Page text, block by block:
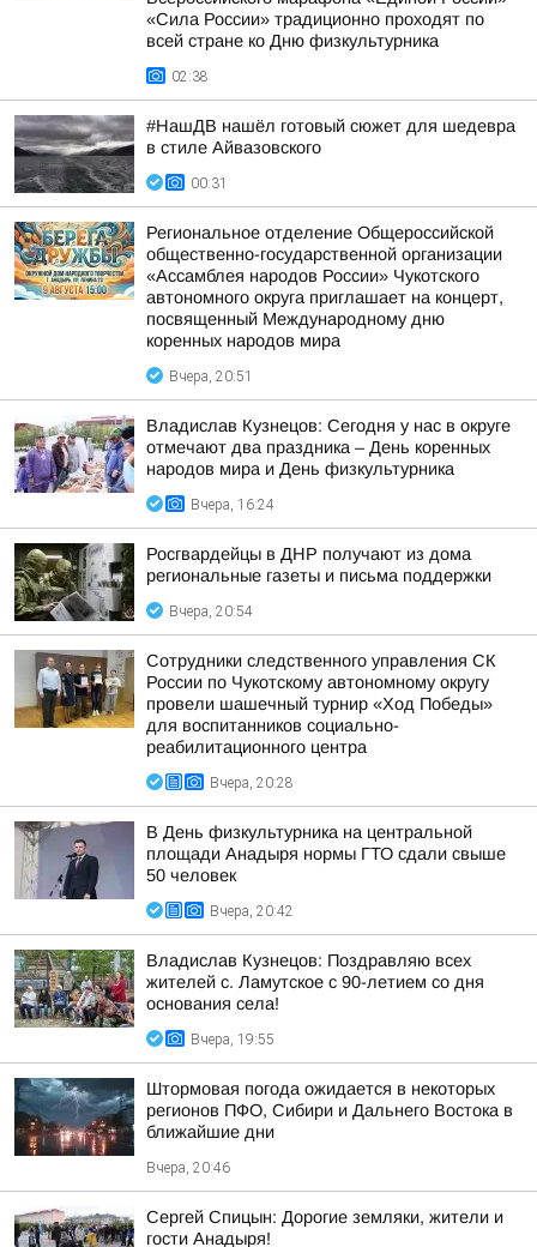
«Сила России» традиционно проходят по
всей стране ко Дню физкультурника
02:38
#НашДВ нашёл готовый сюжет для шедевра
в стиле Айвазовского
00:31
Региональное отделение Общероссийской
общественно-государственной организации
«Ассамблея народов России» Чукотского
автономного округа приглашает на концерт,
посвященный Международному дню
коренных народов мира
Вчера, 20:51
Владислав Кузнецов: Сегодня у нас в округе
отмечают два праздника – День коренных
народов мира и День физкультурника
Вчера, 16:24
Росгвардейцы в ДНР получают из дома
региональные газеты и письма поддержки
Вчера, 20:54
Сотрудники следственного управления СК
России по Чукотскому автономному округу
провели шашечный турнир «Ход Победы»
для воспитанников социально-
реабилитационного центра
Вчера, 20:28
В День физкультурника на центральной
площади Анадыря нормы ГТО сдали свыше
50 человек
Вчера, 20:42
Владислав Кузнецов: Поздравляю всех
жителей с. Ламутское с 90-летием со дня
основания села!
Вчера, 19:55
Штормовая погода ожидается в некоторых
регионов ПФО, Сибири и Дальнего Востока в
ближайшие дни
Вчера, 20:46
Сергей Спицын: Дорогие земляки, жители и
гости Анадыря!